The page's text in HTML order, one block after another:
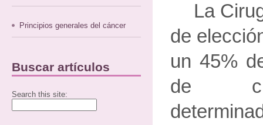
Principios generales del cáncer
Buscar artículos
Search this site:
La
de
un 45%
de